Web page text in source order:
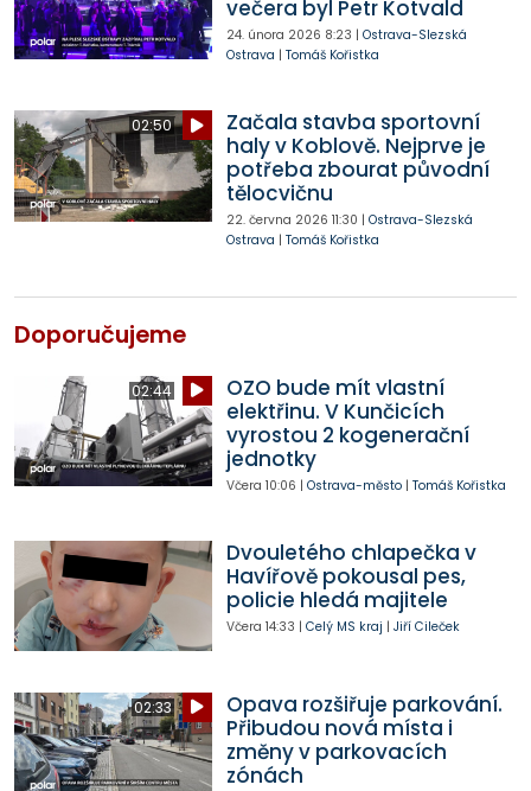
večera byl Petr Kotvald
24. února 2026 8:23 | Ostrava-Slezská
Ostrava | Tomáš Kořistka
02:50
Začala stavba sportovní
haly v Koblově. Nejprve je
potřeba zbourat původní
tělocvičnu
22. června 2026 11:30 | Ostrava-Slezská
Ostrava | Tomáš Kořistka
Doporučujeme
02:44
OZO bude mít vlastní
elektřinu. V Kunčicích
vyrostou 2 kogenerační
jednotky
Včera 10:06 | Ostrava-město| Tomáš Kořistka
Dvouletého chlapečka v
Havířově pokousal pes,
policie hledá majitele
Včera 14:33 | Celý MS kraj | Jiří Cileček
02:33
Opava rozšiřuje parkování.
Přibudou nová místa i
změny v parkovacích
zónách